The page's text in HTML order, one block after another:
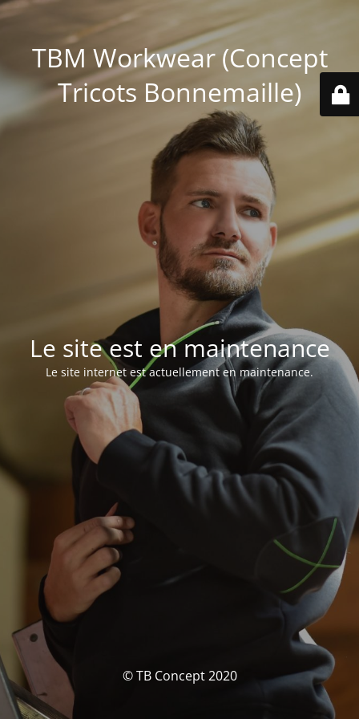
TBM Workwear (Concept
Tricots Bonnemaille)
Le site est en maintenance
Le site internet est actuellement en maintenance.
© TB Concept 2020